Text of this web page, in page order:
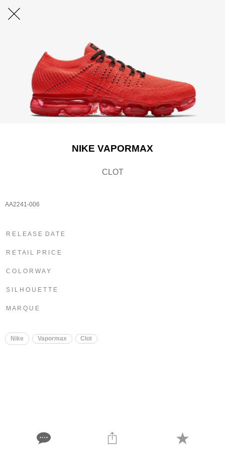
NIKE VAPORMAX
CLOT
AA2241-006
R E L E A S E D A T E
R E T A I L P R I C E
C O L O R W A Y
S I L H O U E T T E
M A R Q U E
Nike Vapormax Clot